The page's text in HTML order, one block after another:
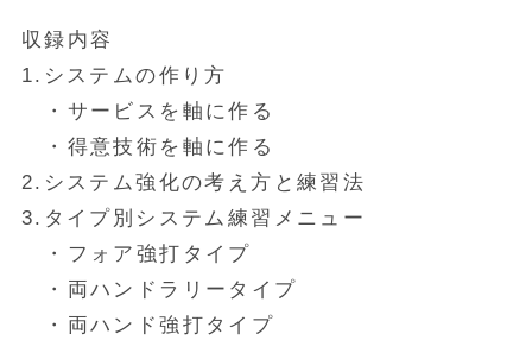
収録内容
1.システムの作り方
・サービスを軸に作る
・得意技術を軸に作る
2.システム強化の考え方と練習法
3.タイプ別システム練習メニュー
・フォア強打タイプ
・両ハンドラリータイプ
・両ハンド強打タイプ